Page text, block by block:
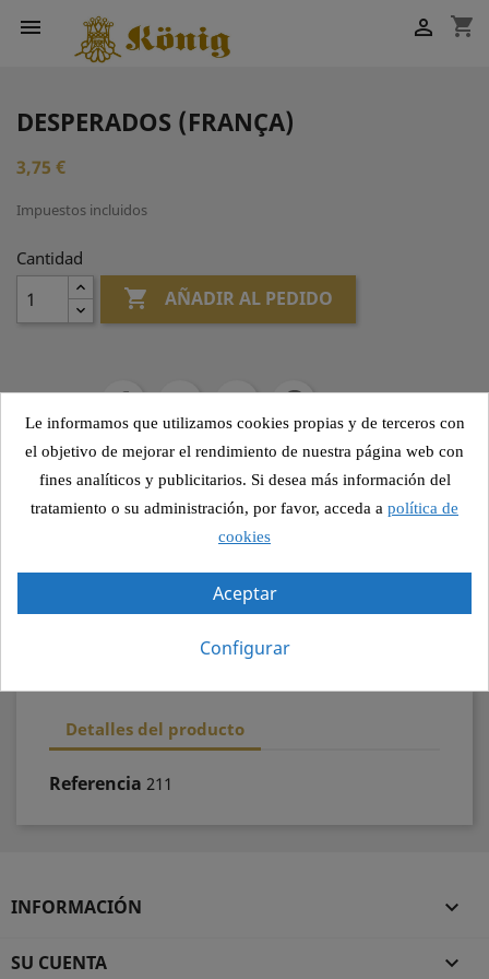
 shopping_cart

DESPERADOS (FRANÇA)
3,75 €
Impuestos incluidos
Cantidad
 AÑADIR AL PEDIDO
Pago seguro
100% calidad
Detalles del producto
Referencia 211
INFORMACIÓN 
SU CUENTA 
Le informamos que utilizamos cookies propias y de terceros con
el objetivo de mejorar el rendimiento de nuestra página web con
fines analíticos y publicitarios. Si desea más información del
tratamiento o su administración, por favor, acceda a política de
cookies
Aceptar
Configurar